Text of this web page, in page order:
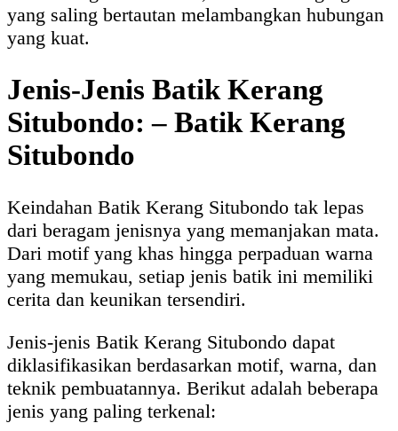
yang saling bertautan melambangkan hubungan
yang kuat.
Jenis-Jenis Batik Kerang
Situbondo: – Batik Kerang
Situbondo
Keindahan Batik Kerang Situbondo tak lepas
dari beragam jenisnya yang memanjakan mata.
Dari motif yang khas hingga perpaduan warna
yang memukau, setiap jenis batik ini memiliki
cerita dan keunikan tersendiri.
Jenis-jenis Batik Kerang Situbondo dapat
diklasifikasikan berdasarkan motif, warna, dan
teknik pembuatannya. Berikut adalah beberapa
jenis yang paling terkenal: